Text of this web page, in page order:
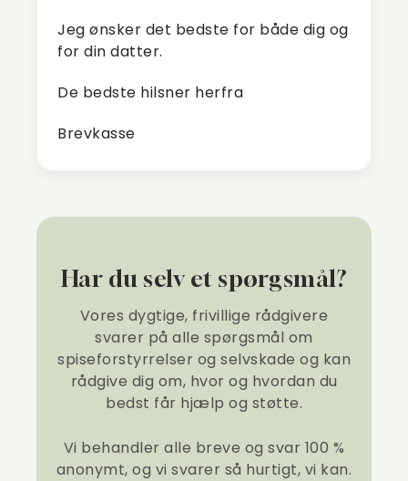
Jeg ønsker det bedste for både dig og
for din datter.
De bedste hilsner herfra
Brevkasse
Har du selv et spørgsmål?
Vores dygtige, frivillige rådgivere
svarer på alle spørgsmål om
spiseforstyrrelser og selvskade og kan
rådgive dig om, hvor og hvordan du
bedst får hjælp og støtte.
Vi behandler alle breve og svar 100 %
anonymt, og vi svarer så hurtigt, vi kan.